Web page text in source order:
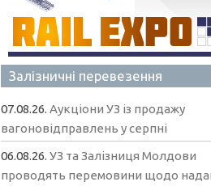
Залізничні перевезення
07.08.26.Аукціони УЗ із продажу
вагоновідправлень у серпні
06.08.26.УЗ та Залізниця Молдови
проводять перемовини щодо